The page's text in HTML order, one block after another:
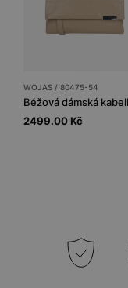
WOJAS / 80475-54
2499.00 Kč